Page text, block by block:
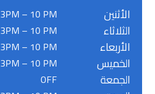
3PM – 10 PM الأثنين
3PM – 10 PM الثلاثاء
3PM – 10 PM الأربعاء
3PM – 10 PM الخميس
OFF الجمعة